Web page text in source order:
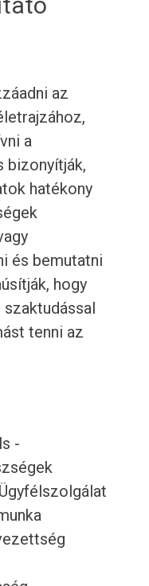
az
a
bizonyítják,
hatékony
és bemutatni
hogy
tenni az
-